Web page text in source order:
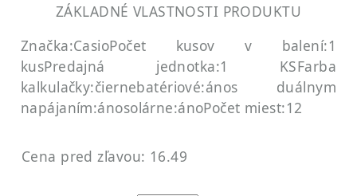
ZÁKLADNÉ VLASTNOSTI PRODUKTU
Značka:CasioPočet kusov v balení:1
kusPredajná jednotka:1 KSFarba
kalkulačky:čiernebatériové:ános duálnym
napájaním:ánosolárne:ánoPočet miest:12
Cena pred zľavou: 16.49